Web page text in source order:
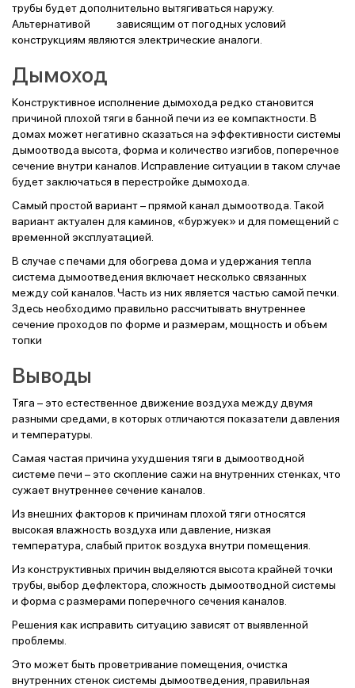
трубы будет дополнительно вытягиваться наружу.
Альтернативой зависящим от погодных условий
конструкциям являются электрические аналоги.
Дымоход
Конструктивное исполнение дымохода редко становится
причиной плохой тяги в банной печи из ее компактности. В
домах может негативно сказаться на эффективности системы
дымоотвода высота, форма и количество изгибов, поперечное
сечение внутри каналов. Исправление ситуации в таком случае
будет заключаться в перестройке дымохода.
Самый простой вариант – прямой канал дымоотвода. Такой
вариант актуален для каминов, «буржуек» и для помещений с
временной эксплуатацией.
В случае с печами для обогрева дома и удержания тепла
система дымоотведения включает несколько связанных
между сой каналов. Часть из них является частью самой печки.
Здесь необходимо правильно рассчитывать внутреннее
сечение проходов по форме и размерам, мощность и объем
топки
Выводы
Тяга – это естественное движение воздуха между двумя
разными средами, в которых отличаются показатели давления
и температуры.
Самая частая причина ухудшения тяги в дымоотводной
системе печи – это скопление сажи на внутренних стенках, что
сужает внутреннее сечение каналов.
Из внешних факторов к причинам плохой тяги относятся
высокая влажность воздуха или давление, низкая
температура, слабый приток воздуха внутри помещения.
Из конструктивных причин выделяются высота крайней точки
трубы, выбор дефлектора, сложность дымоотводной системы
и форма с размерами поперечного сечения каналов.
Решения как исправить ситуацию зависят от выявленной
проблемы.
Это может быть проветривание помещения, очистка
внутренних стенок системы дымоотведения, правильная